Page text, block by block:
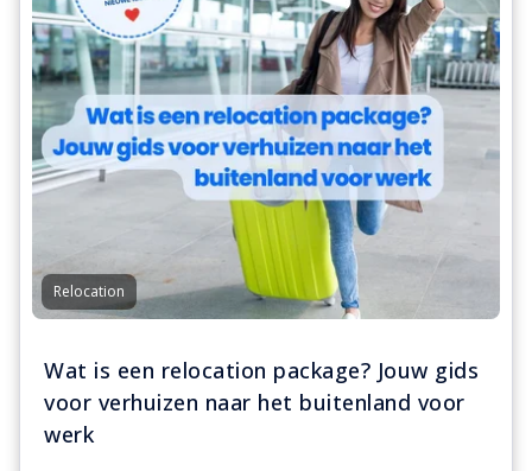
Relocation
Wat is een relocation package? Jouw gids
voor verhuizen naar het buitenland voor
werk